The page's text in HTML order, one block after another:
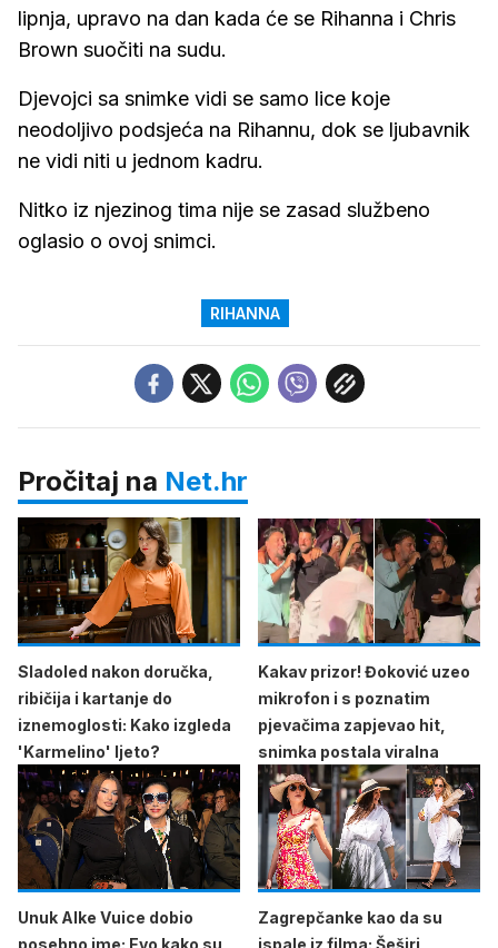
lipnja, upravo na dan kada će se Rihanna i Chris
Brown suočiti na sudu.
Djevojci sa snimke vidi se samo lice koje
neodoljivo podsjeća na Rihannu, dok se ljubavnik
ne vidi niti u jednom kadru.
Nitko iz njezinog tima nije se zasad službeno
oglasio o ovoj snimci.
RIHANNA
Pročitaj na Net.hr
Sladoled nakon doručka,
ribičija i kartanje do
iznemoglosti: Kako izgleda
'Karmelino' ljeto?
Kakav prizor! Đoković uzeo
mikrofon i s poznatim
pjevačima zapjevao hit,
snimka postala viralna
Unuk Alke Vuice dobio
posebno ime: Evo kako su
Zagrepčanke kao da su
ispale iz filma: Šeširi,